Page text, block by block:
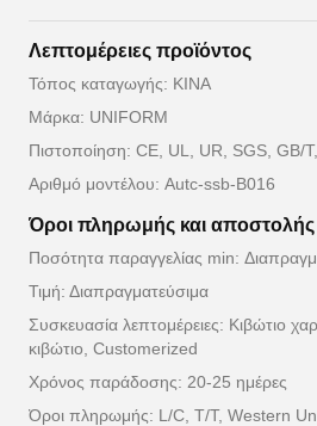
Λεπτομέρειες προϊόντος
Τόπος καταγωγής: ΚΙΝΑ
Μάρκα: UNIFORM
Πιστοποίηση: CE, UL, UR, SGS, GB/
Αριθμό μοντέλου: Autc-ssb-B016
Όροι πληρωμής και αποστολής
Ποσότητα παραγγελίας min:
Τιμή: Διαπραγματεύσιμα
Συσκευασία λεπτομέρειες: Κιβώτιο
κιβώτιο, Customerized
Χρόνος παράδοσης: 20-25 ημέρες
Όροι πληρωμής: L/C, T/T, Western